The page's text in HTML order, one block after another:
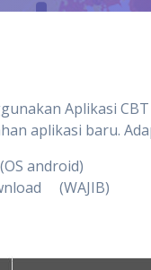
Aplikasi
aplikasi baru.
android)
(WAJIB)